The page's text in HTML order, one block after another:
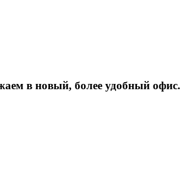
в новый, более удобный офис.